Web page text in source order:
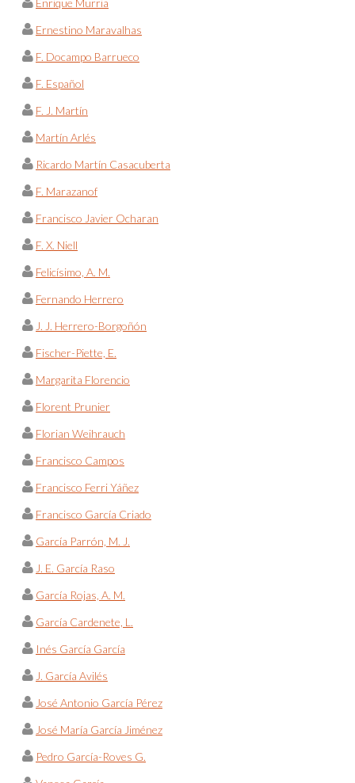
Enrique Murria
Ernestino Maravalhas
F. Docampo Barrueco
F. Español
F. J. Martín
Martín Arlés
Ricardo Martín Casacuberta
F. Marazanof
Francisco Javier Ocharan
F. X. Niell
Felicísimo, A. M.
Fernando Herrero
J. J. Herrero-Borgoñón
Fischer-Piette, E.
Margarita Florencio
Florent Prunier
Florian Weihrauch
Francisco Campos
Francisco Ferri Yáñez
Francisco García Criado
García Parrón, M. J.
J. E. García Raso
García Rojas, A. M.
García Cardenete, L.
Inés García García
J. García Avilés
José Antonio García Pérez
José María García Jiménez
Pedro García-Roves G.